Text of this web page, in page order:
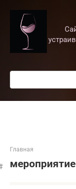
контенту
Поиск:
Главная
мероприятие